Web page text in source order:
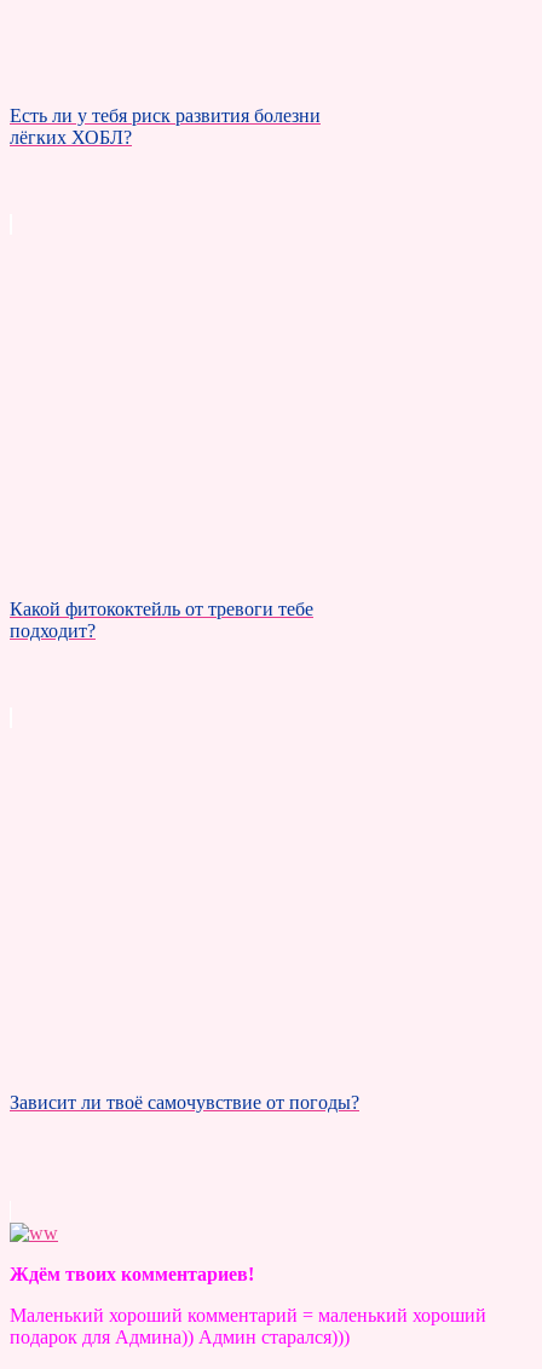
Есть ли у тебя риск развития болезни
лёгких ХОБЛ?
Какой фитококтейль от тревоги тебе
подходит?
Зависит ли твоё самочувствие от погоды?
Ждём твоих комментариев!
Маленький хороший комментарий = маленький хороший
подарок для Админа)) Админ старался)))